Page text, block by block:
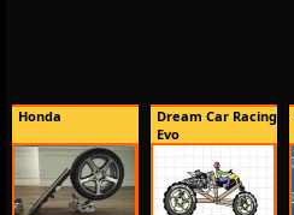
Honda
Dream Car Racing
Evo